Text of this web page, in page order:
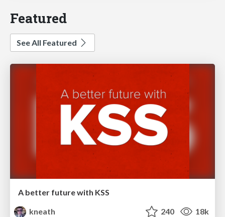
Featured
See All Featured
A better future with KSS
kneath
240 18k